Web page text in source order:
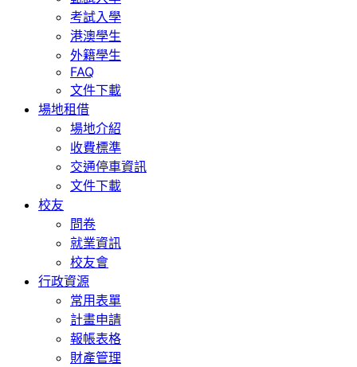
考試入學
港澳學生
外籍學生
FAQ
文件下載
場地租借
場地介紹
收費標準
交通停車資訊
文件下載
校友
問卷
就業資訊
校友會
行政資源
常用表單
計畫申請
報帳表格
財產管理